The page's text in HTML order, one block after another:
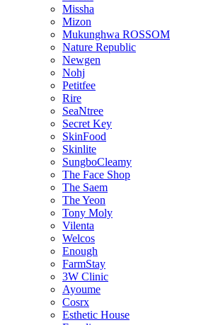
Missha
Mizon
Mukunghwa ROSSOM
Nature Republic
Newgen
Nohj
Petitfee
Rire
SeaNtree
Secret Key
SkinFood
Skinlite
SungboCleamy
The Face Shop
The Saem
The Yeon
Tony Moly
Vilenta
Welcos
Enough
FarmStay
3W Clinic
Ayoume
Cosrx
Esthetic House